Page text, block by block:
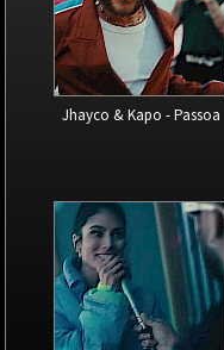
Jhayco & Kapo - Passoa